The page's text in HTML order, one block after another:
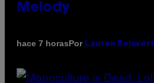
Melody
hace 7 horasPor Lauren Boisvert